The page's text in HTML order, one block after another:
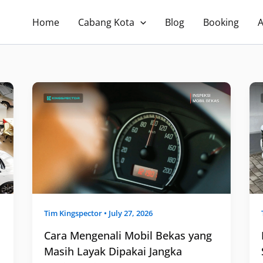
Home Cabang Kota Blog Booking
Tim Kingspector • July 27, 2026
Cara Mengenali Mobil Bekas yang
Masih Layak Dipakai Jangka
Cara
Mengenali
Mobil
Bekas
yang
Masih
Layak
Dipakai
Jangka
Panjang
Purwokerto